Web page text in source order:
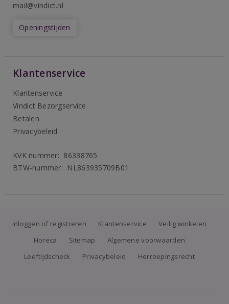
mail@vindict.nl
Openingstijden
Klantenservice
Klantenservice
Vindict Bezorgservice
Betalen
Privacybeleid
KVK nummer: 86338765
BTW-nummer: NL863935709B01
Inloggen of registreren Klantenservice
Veilig winkelen
Horeca
Sitemap
Algemene voorwaarden
Leeftijdscheck
Privacybeleid Herroepingsrecht